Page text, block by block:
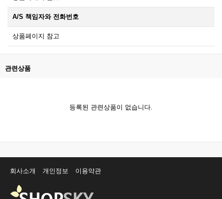
A/S 책임자와 전화번호
상품페이지 참고
관련상품
등록된 관련상품이 없습니다.
회사소개 개인정보 이용약관